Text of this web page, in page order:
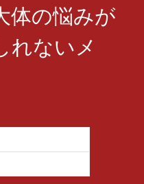
体の悩みが
れないメ